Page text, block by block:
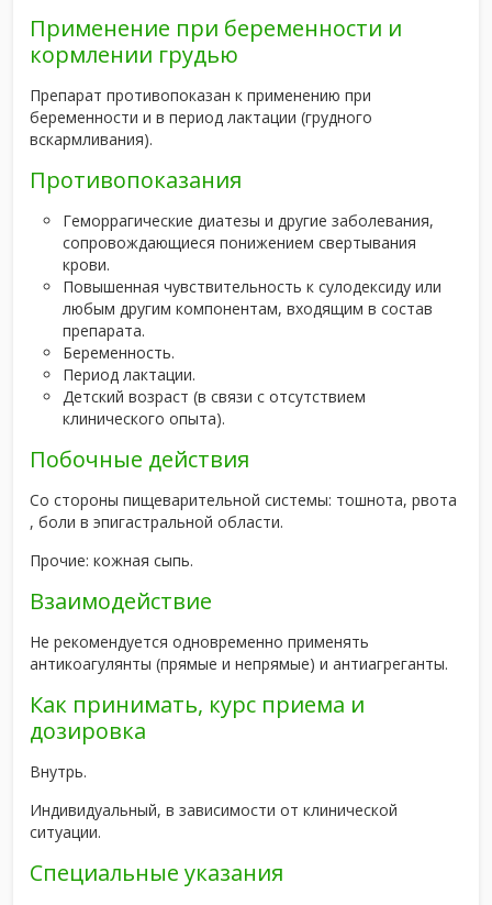
Применение при беременности и
кормлении грудью
Препарат противопоказан к применению при
беременности и в период лактации (грудного
вскармливания).
Противопоказания
Геморрагические диатезы и другие заболевания,
сопровождающиеся понижением свертывания
крови.
Повышенная чувствительность к сулодексиду или
любым другим компонентам, входящим в состав
препарата.
Беременность.
Период лактации.
Детский возраст (в связи с отсутствием
клинического опыта).
Побочные действия
Со стороны пищеварительной системы: тошнота, рвота
, боли в эпигастральной области.
Прочие: кожная сыпь.
Взаимодействие
Не рекомендуется одновременно применять
антикоагулянты (прямые и непрямые) и антиагреганты.
Как принимать, курс приема и
дозировка
Внутрь.
Индивидуальный, в зависимости от клинической
ситуации.
Специальные указания